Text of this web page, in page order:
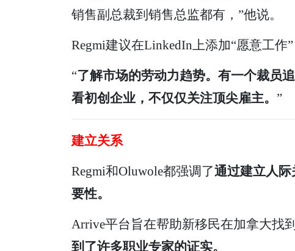
销售副总裁到销售总监都有，”他说。
Regmi建议在LinkedIn上添加“愿意工
“了解市场的劳动力趋势。有一个裁员
看初创企业，不仅仅关注顶尖雇主。 ”
建立关系
Regmi和Oluwole都强调了通过建立人
要性。
Arrive平台旨在帮助新移民在加拿大找
到了许多职业专家的证实。